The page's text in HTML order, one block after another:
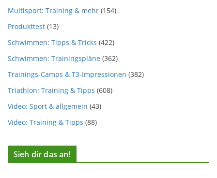
Multisport: Training & mehr (154)
Produkttest (13)
Schwimmen: Tipps & Tricks (422)
Schwimmen: Trainingspläne (362)
Trainings-Camps & T3-Impressionen (382)
Triathlon: Training & Tipps (608)
Video: Sport & allgemein (43)
Video: Training & Tipps (88)
Sieh dir das an!